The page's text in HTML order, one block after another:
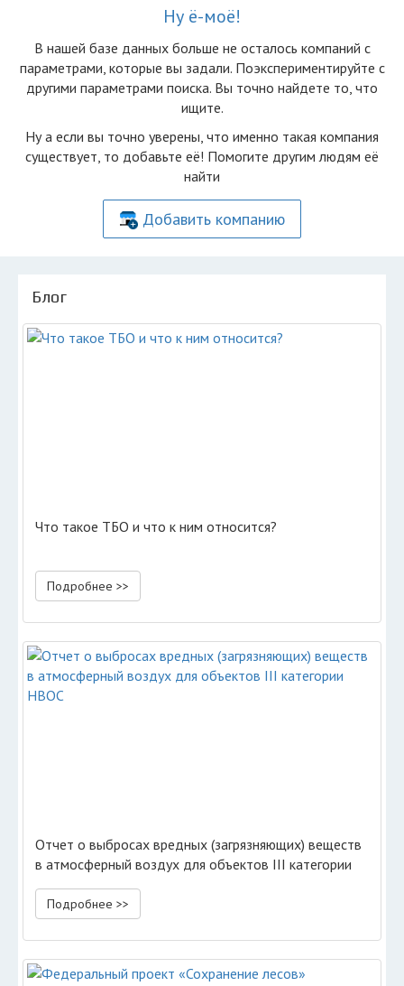
Ну ё-моё!
В нашей базе данных больше не осталоcь компаний с
параметрами, которые вы задали. Поэкспериментируйте с
другими параметрами поиска. Вы точно найдете то, что
ищите.
Ну а если вы точно уверены, что именно такая компания
существует, то добавьте её! Помогите другим людям её
найти
Добавить компанию
Блог
Что такое ТБО и что к ним относится?
Подробнее >>
Отчет о выбросах вредных (загрязняющих) веществ
в атмосферный воздух для объектов III категории
НВОС
Подробнее >>